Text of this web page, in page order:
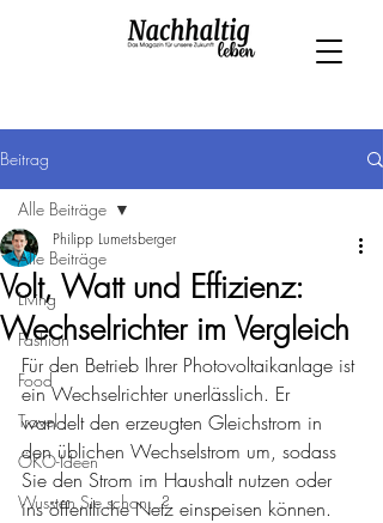
Beitrag
Alle Beiträge
Living
Fashion
Food
Travel
ÖKO-Ideen
Wussten Sie schon...?
Alle Beiträge
Volt, Watt und Effizienz:
Wechselrichter im Vergleich
Philipp Lumetsberger
Für den Betrieb Ihrer Photovoltaikanlage ist
ein Wechselrichter unerlässlich. Er
wandelt den erzeugten Gleichstrom in
den üblichen Wechselstrom um, sodass
Sie den Strom im Haushalt nutzen oder
ins öffentliche Netz einspeisen können.